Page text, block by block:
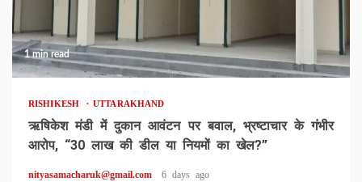
1 min read
RISHIKESH UTTARAKHAND
ऋषिकेश मंडी में दुकान आवंटन पर बवाल, भ्रष्टाचार के गंभीर
आरोप, “30 लाख की डील या नियमों का खेल?”
nityasamacharuk@gmail.com 6 days ago